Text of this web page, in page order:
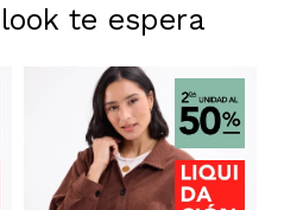
te espera